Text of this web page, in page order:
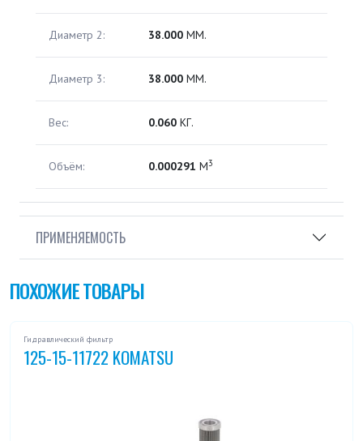
Диаметр 2: 38.000 ММ.
Диаметр 3: 38.000 ММ.
Вес: 0.060 КГ.
Объём: 0.000291 М3
ПРИМЕНЯЕМОСТЬ
ПОХОЖИЕ ТОВАРЫ
Гидравлический фильтр
125-15-11722 KOMATSU